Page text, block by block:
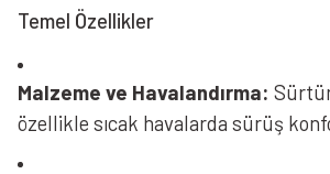
Temel Özellikler
Malzeme ve Havalandırma:
özellikle sıcak havalarda sürüş